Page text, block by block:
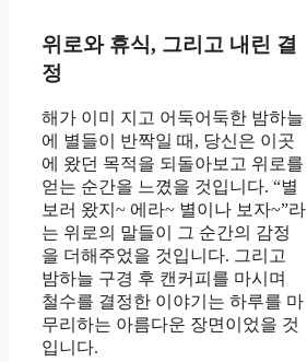
위로와 휴식, 그리고 내린 결
정
해가 이미 지고 어둑어둑한 밤하늘
에 별들이 반짝일 때, 당신은 이곳
에 왔던 목적을 되돌아보고 위로를
얻는 순간을 느꼈을 것입니다. “별
보러 왔지~ 에라~ 별이나 보자~”라
는 위로의 말들이 그 순간의 감정
을 더해주었을 것입니다. 그리고
밤하늘 구경 후 캔커피를 마시며
철수를 결정한 이야기는 하루를 마
무리하는 아름다운 장면이었을 것
입니다.